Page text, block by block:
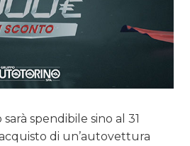
spendibile sino al 31
di un’autovettura